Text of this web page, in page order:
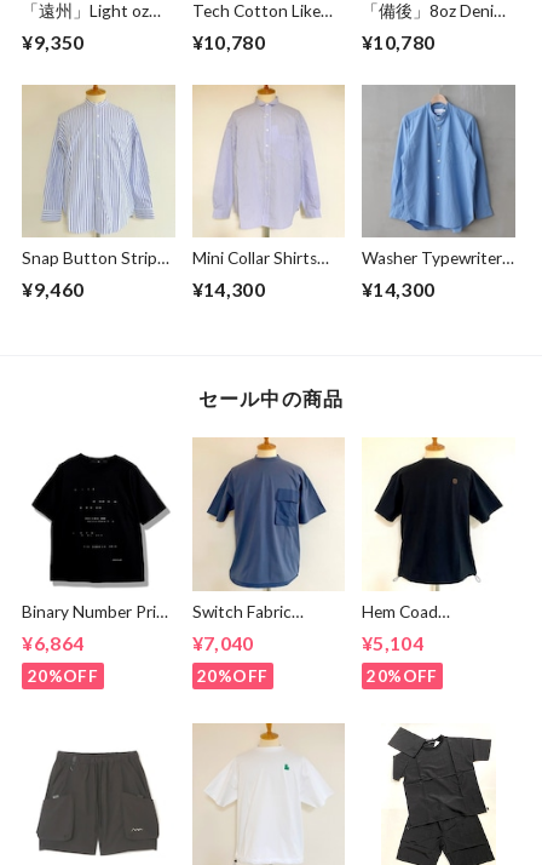
「遠州」Light oz
Overdye Poplin W-
Pocket Half Sleeve
Botanical Deep
Navy
¥9,350
Tech Cotton Like
Stripe BD BOX-A
Line Shirts Ivory
¥10,780
「備後」8oz Denim
BD BOX-A Line
Shirts Dark Indigo
¥10,780
Snap Button Stripe
Band Collar L/S
Shirts White
¥9,460
Mini Collar Shirts
White Stripe
¥14,300
Washer Typewriter
Loose Fit Band
Collar Shirt Blue
¥14,300
セール中の商品
Binary Number Print
¥6,864
20%OFF
Switch Fabric
Ash Navy
¥7,040
20%OFF
Hem Coad
shirts Black /
Brown
¥5,104
20%OFF